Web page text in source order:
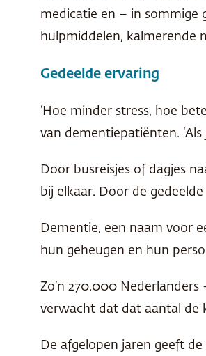
medicatie en – in sommige
hulpmiddelen, kalmerende
Gedeelde ervaring
‘Hoe minder stress, hoe
van dementiepatiënten.
Door busreisjes of dagjes
bij elkaar. Door de
Dementie, een naam voor
hun geheugen en hun
Zo’n 270.000
verwacht dat dat aantal de
De afgelopen jaren geeft